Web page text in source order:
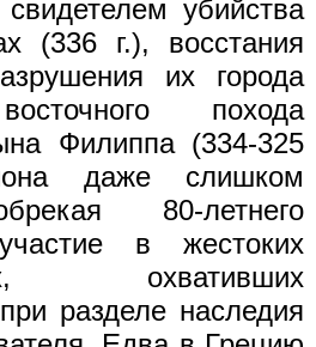
убийства
(336 г.), восстания
их города
похода
Филиппа (334-325
даже слишком
80-летнего
в жестоких
охвативших
разделе наследия